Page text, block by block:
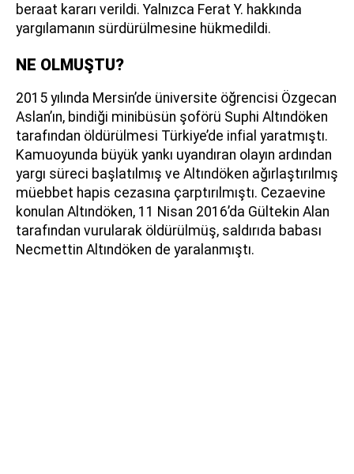
beraat kararı verildi. Yalnızca Ferat Y. hakkında
yargılamanın sürdürülmesine hükmedildi.
NE OLMUŞTU?
2015 yılında Mersin’de üniversite öğrencisi Özgecan
Aslan’ın, bindiği minibüsün şoförü Suphi Altındöken
tarafından öldürülmesi Türkiye’de infial yaratmıştı.
Kamuoyunda büyük yankı uyandıran olayın ardından
yargı süreci başlatılmış ve Altındöken ağırlaştırılmış
müebbet hapis cezasına çarptırılmıştı. Cezaevine
konulan Altındöken, 11 Nisan 2016’da Gültekin Alan
tarafından vurularak öldürülmüş, saldırıda babası
Necmettin Altındöken de yaralanmıştı.